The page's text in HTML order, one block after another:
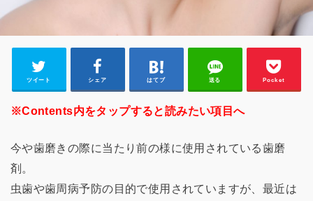
ツイート シェア はてブ 送る Pocket
※Contents内をタップすると読みたい項目へ
今や歯磨きの際に当たり前の様に使用されている歯磨
剤。
虫歯や歯周病予防の目的で使用されていますが、最近は